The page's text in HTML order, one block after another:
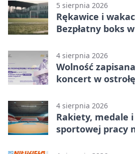
5 sierpnia 2026
Rękawice i
Bezpłatny boks
4 sierpnia 2026
Wolność
koncert w
4 sierpnia 2026
Rakiety, medale
sportowej pracy